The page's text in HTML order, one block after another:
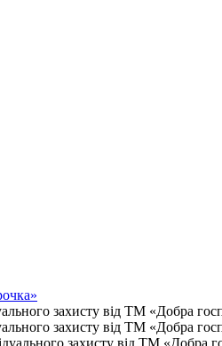
захисту від ТМ «Добра
захисту від ТМ «Добра